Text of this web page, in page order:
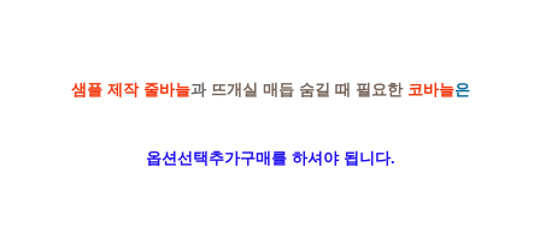
샘플 제작 줄바늘과 뜨개실 매듭 숨길 때 필요한 코바늘은
옵션선택추가구매를 하셔야 됩니다.